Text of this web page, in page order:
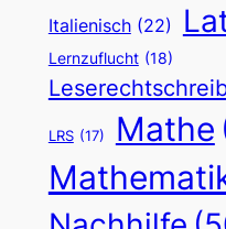
Italienisch (22)
Lernzuflucht (18)
LRS (17) Mathe